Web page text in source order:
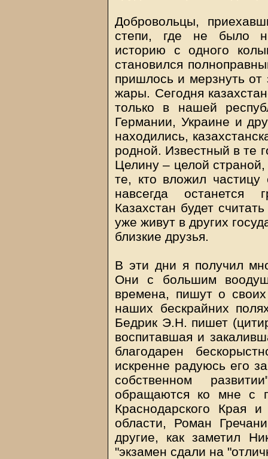
Добровольцы,
степи, где не было
историю с одного
становился
пришлось и мерзнуть от
жары. Сегодня
только в нашей
Германии, Украине и
находились,
родной. Известный в те
Целину – целой
те, кто вложил
навсегда
Казахстан будет
уже живут в других
близкие друзья.
В эти дни я получил
Они с большим
времена, пишут о
наших бескрайних
Бедрик Э.Н. пишет
воспитавшая и
благодарен
искренне радуюсь его
собственном
обращаются ко мне с
Краснодарского Края
области, Роман
другие, как заметил
"экзамен сдали на